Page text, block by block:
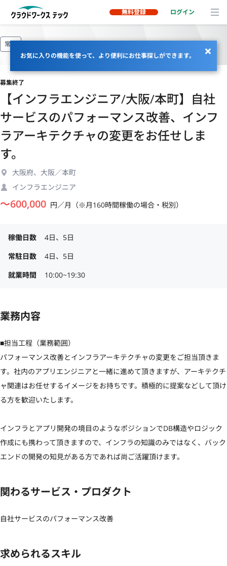
無料登録 ログイン
お気に入りの機能を使って、より便利にお仕事探しができます。
常駐
募集終了
【インフラエンジニア/大阪/本町】自社
サービスのパフォーマンス改善、インフ
ラアーキテクチャの変更をお任せしま
す。
大阪府、大阪／本町
インフラエンジニア
〜600,000 円／月（※月160時間稼働の場合・税別）
稼働日数
4日、5日
常駐日数
4日、5日
就業時間
10:00~19:30
業務内容
■担当工程（業務範囲）
パフォーマンス改善とインフラアーキテクチャの変更をご担当頂きま
す。社内のアプリエンジニアと一緒に進めて頂きますが、アーキテクチ
ャ関連はお任せするイメージをお持ちです。積極的に提案などして頂け
る方を歓迎いたします。
インフラとアプリ開発の境目のようなポジションでDB構造やロジック
作成にも携わって頂きますので、インフラの知識のみではなく、バック
エンドの開発の知見がある方であれば尚ご活躍頂けます。
関わるサービス・プロダクト
自社サービスのパフォーマンス改善
求められるスキル